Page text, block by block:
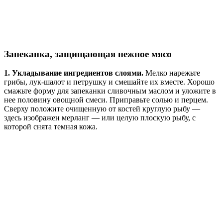
Запеканка, защищающая нежное мясо
1. Укладывание ингредиентов слоями. Мелко нарежьте
грибы, лук-шалот и петрушку и смешайте их вместе. Хорошо
смажьте форму для запеканки сливочным маслом и уложите в
нее половину овощной смеси. Приправьте солью и перцем.
Сверху положите очищенную от костей круглую рыбу —
здесь изображен мерланг — или целую плоскую рыбу, с
которой снята темная кожа.